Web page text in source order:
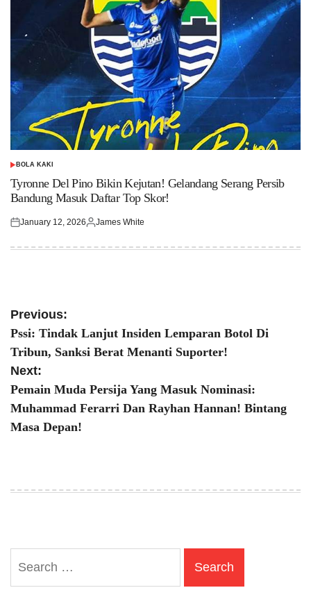
POSTED
BOLA KAKI
Tyronne Del Pino Bikin Kejutan! Gelandang Serang Persib
Bandung Masuk Daftar Top Skor!
Posted
January 12, 2026
Posted
James White
Post
navigation
Previous:
Pssi: Tindak Lanjut Insiden Lemparan Botol Di
Tribun, Sanksi Berat Menanti Suporter!
Next:
Pemain Muda Persija Yang Masuk Nominasi:
Muhammad Ferarri Dan Rayhan Hannan! Bintang
Masa Depan!
for: